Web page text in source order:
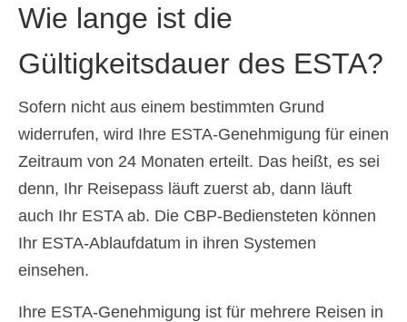
Wie lange ist die
Gültigkeitsdauer des ESTA?
Sofern nicht aus einem bestimmten Grund
widerrufen, wird Ihre ESTA-Genehmigung für einen
Zeitraum von 24 Monaten erteilt. Das heißt, es sei
denn, Ihr Reisepass läuft zuerst ab, dann läuft
auch Ihr ESTA ab. Die CBP-Bediensteten können
Ihr ESTA-Ablaufdatum in ihren Systemen
einsehen.
Ihre ESTA-Genehmigung ist für mehrere Reisen in